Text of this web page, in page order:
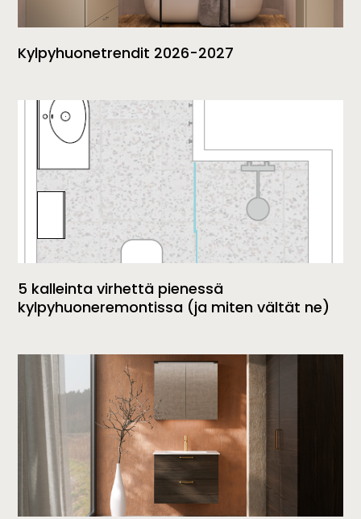
Kylpyhuonetrendit 2026-2027
5 kalleinta virhettä pienessä
kylpyhuoneremontissa (ja miten vältät ne)